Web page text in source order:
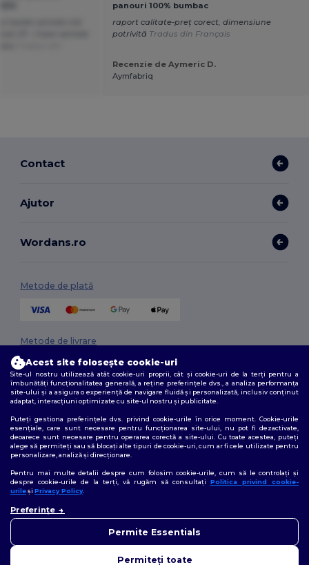
panouri 100% bumbac
raport calitate-preț corect, dimensiune
potrivită Tradus din Français
Recenzie de Aymeric D.
Aymfabriq
Contact
Ajutor
Wordans.ro
Metode de plată
Metode de livrare
2026. Toate drepturile rezervate
Termeni și condiții
urile|Sitemap
Urmărește-ne
Acest site folosește cookie-uri
Site-ul nostru utilizează atât cookie-uri proprii, cât și cookie-uri de la terți pentru a
îmbunătăți funcționalitatea generală, a reține preferințele dvs., a analiza performanța
site-ului și a asigura o experiență de navigare fluidă și personalizată, inclusiv conținut
adaptat, interacțiuni optimizate cu site-ul nostru și publicitate.
Puteți gestiona preferințele dvs. privind cookie-urile în orice moment. Cookie-urile
esențiale, care sunt necesare pentru funcționarea site-ului, nu pot fi dezactivate,
deoarece sunt necesare pentru operarea corectă a site-ului. Cu toate acestea, puteți
alege să permiteți sau să blocați alte tipuri de cookie-uri, cum ar fi cele utilizate pentru
personalizare, analiză și direcționare.
Pentru mai multe detalii despre cum folosim cookie-urile, cum să le controlați și
despre cookie-urile de la terți, vă rugăm să consultați Politica privind cookie-
urileși Privacy Policy.
Preferințe
Permite Essentials
Permiteți toate